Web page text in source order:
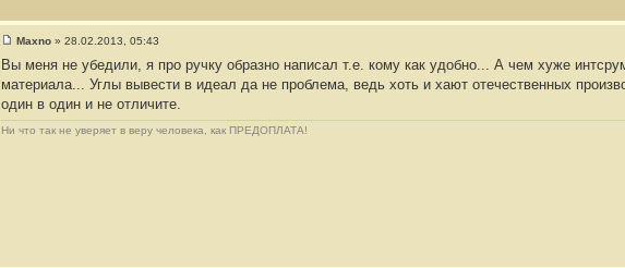
5
3
о
б
щ
е
н
Maxno » 28.02.2013, 05:43
Вы меня не убедили, я про ручку образно написал т.е. кому как удобно... А чем хуже
материала... Углы вывести в идеал да не проблема, ведь хоть и хают отечественных
один в один и не отличите.
Ни что так не уверяет в веру человека, как ПРЕДОПЛАТА!